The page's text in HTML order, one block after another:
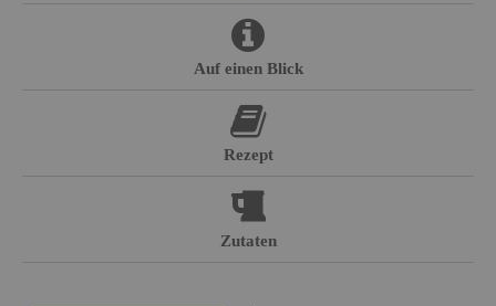
Auf einen Blick
Re­zept
Zu­ta­ten